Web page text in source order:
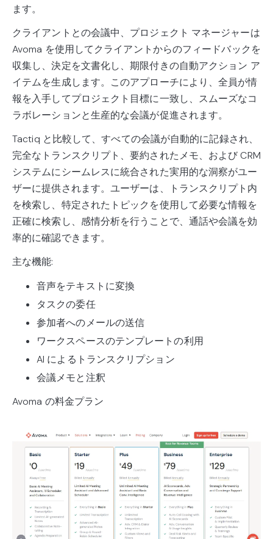
ます。
クライアントとの会議中、プロジェクト マネージャーは
Avoma を使用してクライアントからのフィードバックを
収集し、決定を文書化し、期限付きの自動アクション ア
イテムを生成します。このアプローチにより、全員が情
報を入手してプロジェクト目標に一致し、スムーズなコ
ラボレーションと生産的な会議が促進されます。
Tactiq と比較して、すべての会議が自動的に記録され、
完全なトランスクリプト、要約されたメモ、および CRM
システムにシームレスに統合された実用的な洞察がユー
ザーに提供されます。ユーザーは、トランスクリプト内
を検索し、特定されたトピックを使用して必要な情報を
正確に検索し、感情分析を行うことで、通話や会議を効
率的に確認できます。
主な機能:
音声をテキストに変換
タスクの委任
参加者へのメールの送信
ワークスペースのテンプレートの利用
AI によるトランスクリプション
会議メモと注釈
Avoma の料金プラン